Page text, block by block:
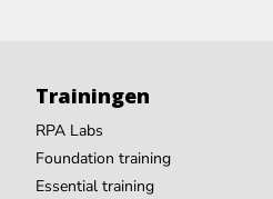
Trainingen
RPA Labs
Foundation training
Essential training